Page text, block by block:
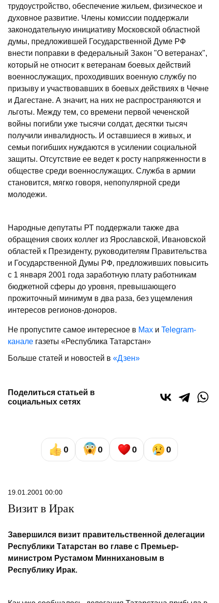
трудоустройство, обеспечение жильем, физическое и
духовное развитие. Члены комиссии поддержали
законодательную инициативу Московской областной
думы, предложившей Государственной Думе РФ
внести поправки в федеральный Закон "О ветеранах",
который не относит к ветеранам боевых действий
военнослужащих, проходивших военную службу по
призыву и участвовавших в боевых действиях в Чечне
и Дагестане. А значит, на них не распространяются и
льготы. Между тем, со времени первой чеченской
войны погибли уже тысячи солдат, десятки тысяч
получили инвалидность. И оставшиеся в живых, и
семьи погибших нуждаются в усилении социальной
защиты. Отсутствие ее ведет к росту напряженности в
обществе среди военнослужащих. Служба в армии
становится, мягко говоря, непопулярной среди
молодежи.
Народные депутаты РТ поддержали также два
обращения своих коллег из Ярославской, Ивановской
областей к Президенту, руководителям Правительства
и Государственной Думы РФ, предложивших повысить
с 1 января 2001 года заработную плату работникам
бюджетной сферы до уровня, превышающего
прожиточный минимум в два раза, без ущемления
интересов регионов-доноров.
Не пропустите самое интересное в Max и Telegram-
канале газеты «Республика Татарстан»
Больше статей и новостей в «Дзен»
Поделиться статьей в
социальных сетях
0 0 0 0
19.01.2001 00:00
Визит в Ирак
Завершился визит правительственной делегации
Республики Татарстан во главе с Премьер-
министром Рустамом Миннихановым в
Республику Ирак.